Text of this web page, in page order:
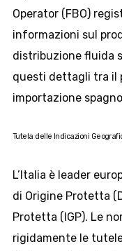
Operator (FBO)
informazioni sul
distribuzione fluida
questi dettagli tra il
importazione
Tutela delle Indicazioni
L’Italia è leader
di Origine Protetta
Protetta (IGP). Le
rigidamente le